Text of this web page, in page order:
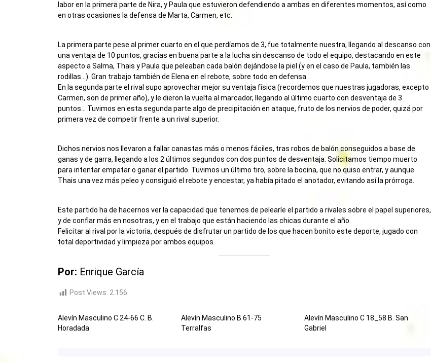
labor en la primera parte de Nira, y Paula que estuvieron defendiendo a ambas en diferentes momentos, así como
en otras ocasiones la defensa de Marta, Carmen, etc.
La primera parte pese al primer cuarto en el que perdíamos de 3, fue totalmente nuestra, llegando al descanso con
una ventaja de 10 puntos, gracias en buena parte a la lucha sin descanso de todo el equipo, destacando en este
aspecto a Salma, Thais y Paula que peleaban cada balón dejándose la piel (y en el caso de Paula, también las
rodillas…). Gran trabajo también de Elena en el rebote, sobre todo en defensa.
En la segunda parte el rival supo aprovechar mejor su ventaja física (recordemos que nuestras jugadoras, excepto
Carmen, son de primer año), y le dieron la vuelta al marcador, llegando al último cuarto con desventaja de 3
puntos… Tuvimos en esta segunda parte algo de precipitación en ataque, fruto de los nervios de poder, quizá por
primera vez de competir frente a un rival superior.
Dichos nervios nos llevaron a fallar canastas más o menos fáciles, tras robos de balón conseguidos a base de
ganas y de garra, llegando a los 2 últimos segundos con dos puntos de desventaja. Solicitamos tiempo muerto
para intentar empatar o ganar el partido. Tuvimos un último tiro, sobre la bocina, que no quiso entrar, y aunque
Thais una vez más peleo y consiguió el rebote y encestar, ya había pitado el anotador, evitando así la prórroga.
Este partido ha de hacernos ver la capacidad que tenemos de pelearle el partido a rivales sobre el papel superiores,
y de confiar más en nosotras, y en el trabajo que están haciendo las chicas durante el año.
Felicitar al rival por la victoria, después de disfrutar un partido de los que hacen bonito este deporte, jugado con
total deportividad y limpieza por ambos equipos.
Por: Enrique García
Post Views: 2.156
Alevín Masculino C 24-66 C. B.
Horadada
Alevín Masculino B 61-75
Terralfas
Alevín Masculino C 18_58 B. San
Gabriel